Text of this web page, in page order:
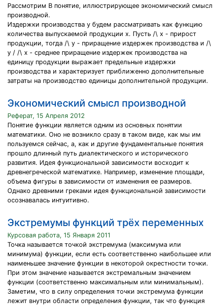
Рассмотрим B понятие, иллюстрирующее экономический смысл
производной.
Издержки производства y будем рассматривать как функцию
количества выпускаемой продукции x. Пусть /\ x - прирост
продукции, тогда /\ y - приращение издержек производства и /\
y / /\ x - среднее приращение издержек производства на
единицу продукции выражает предельные издержки
производства и характеризует приближенно дополнительные
затраты на производство единицы дополнительной продукции.
Экономический смысл производной
Реферат, 15 Апреля 2012
Понятие функции является одним из основных понятии
математики. Оно не возникло сразу в таком виде, как мы им
пользуемся сейчас, а, как и другие фундаментальные понятия
прошло длинный путь диалектического и исторического
развития. Идея функциональной зависимости восходит к
древнегреческой математике. Например, изменение площади,
объема фигуры в зависимости от изменения ее размеров.
Однако древними греками идея функциональной зависимости
осознавалась интуитивно.
Экстремумы функций трёх переменных
Курсовая работа, 15 Января 2011
Точка называется точкой экстремума (максимума или
минимума) функции, если есть соответственно наибольшее или
наименьшее значение функции в некоторой окрестности точки.
При этом значение называется экстремальным значением
функции (соответственно максимальным или минимальным).
Заметим, что в силу определения точки экстремума функции
лежит внутри области определения функции, так что функция